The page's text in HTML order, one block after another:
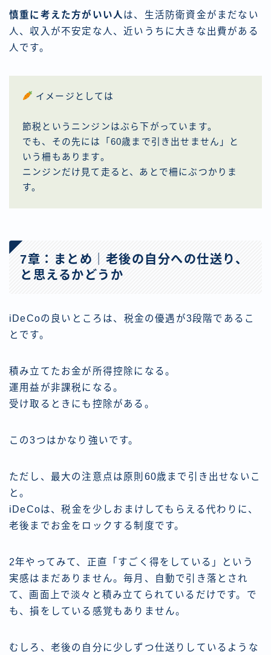
慎重に考えた方がいい人 は、生活防衛資金がまだない
人、収入が不安定な人、近いうちに大きな出費がある
人です。
イメージとしては
節税というニンジンはぶら下がっています。
でも、その先には「60歳まで引き出せません」と
いう柵もあります。
ニンジンだけ見て走ると、あとで柵にぶつかりま
す。
7章：まとめ｜老後の自分への仕送り、
と思えるかどうか
iDeCoの良いところは、税金の優遇が3段階であるこ
とです。
積み立てたお金が所得控除になる。
運用益が非課税になる。
受け取るときにも控除がある。
この3つはかなり強いです。
ただし、最大の注意点は原則60歳まで引き出せないこ
と。
iDeCoは、税金を少しおまけしてもらえる代わりに、
老後までお金をロックする制度です。
2年やってみて、正直「すごく得をしている」という
実感はまだありません。毎月、自動で引き落とされ
て、画面上で淡々と積み立てられているだけです。で
も、損をしている感覚もありません。
むしろ、老後の自分に少しずつ仕送りしているような